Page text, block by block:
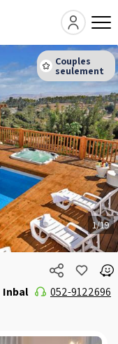
Inbal 052-9122696
1/19